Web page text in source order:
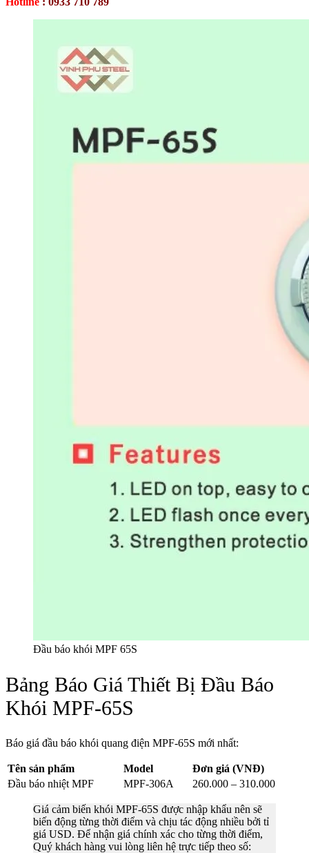
Đầu báo khói MPF 65S
Bảng Báo Giá Thiết Bị Đầu Báo
Khói MPF-65S
Báo giá đầu báo khói quang điện MPF-65S mới nhất:
Tên sản phẩm Model
Đơn giá (VNĐ)
Đầu báo nhiệt MPF
MPF-306A 260.000 – 310.000
Giá cảm biến khói MPF-65S được nhập khẩu nên sẽ
biến động từng thời điểm và chịu tác động nhiều bởi tỉ
giá USD. Để nhận giá chính xác cho từng thời điểm,
Quý khách hàng vui lòng liên hệ trực tiếp theo số: